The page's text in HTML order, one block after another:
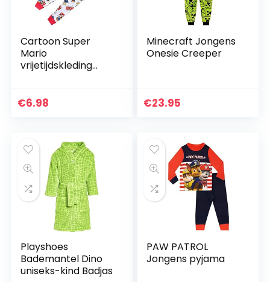
Cartoon Super
Mario
vrijetijdskleding
jongens, sets met
€6.98
Minecraft Jongens
Onesie Creeper
€23.95
Playshoes
Bademantel Dino
uniseks-kind Badjas
PAW PATROL
Jongens pyjama